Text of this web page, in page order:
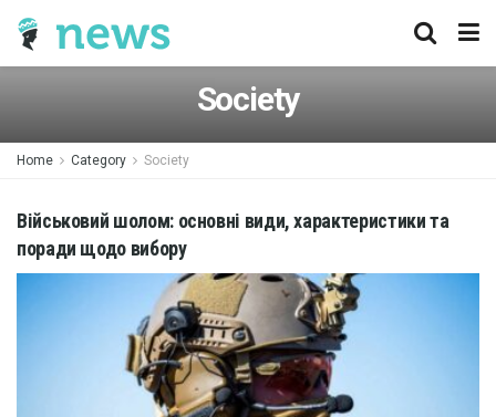
Society
Home Category Society
Військовий шолом: основні види, характеристики та
поради щодо вибору